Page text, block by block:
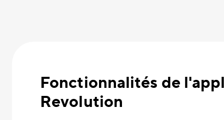
Fonctionnalités de
Revolution